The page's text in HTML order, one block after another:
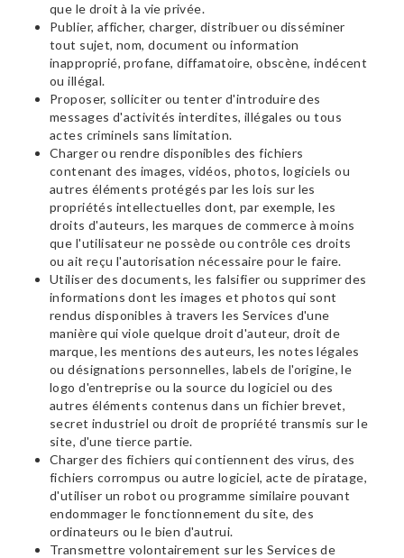
que le droit à la vie privée.
Publier, afficher, charger, distribuer ou disséminer
tout sujet, nom, document ou information
inapproprié, profane, diffamatoire, obscène, indécent
ou illégal.
Proposer, solliciter ou tenter d'introduire des
messages d'activités interdites, illégales ou tous
actes criminels sans limitation.
Charger ou rendre disponibles des fichiers
contenant des images, vidéos, photos, logiciels ou
autres éléments protégés par les lois sur les
propriétés intellectuelles dont, par exemple, les
droits d'auteurs, les marques de commerce à moins
que l'utilisateur ne possède ou contrôle ces droits
ou ait reçu l'autorisation nécessaire pour le faire.
Utiliser des documents, les falsifier ou supprimer des
informations dont les images et photos qui sont
rendus disponibles à travers les Services d'une
manière qui viole quelque droit d'auteur, droit de
marque, les mentions des auteurs, les notes légales
ou désignations personnelles, labels de l'origine, le
logo d'entreprise ou la source du logiciel ou des
autres éléments contenus dans un fichier brevet,
secret industriel ou droit de propriété transmis sur le
site, d'une tierce partie.
Charger des fichiers qui contiennent des virus, des
fichiers corrompus ou autre logiciel, acte de piratage,
d'utiliser un robot ou programme similaire pouvant
endommager le fonctionnement du site, des
ordinateurs ou le bien d'autrui.
Transmettre volontairement sur les Services de